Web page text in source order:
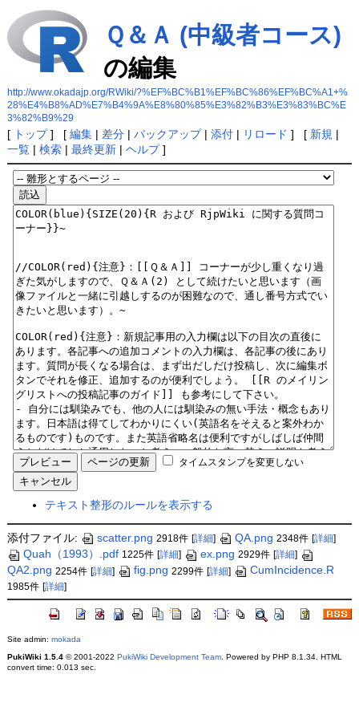
Ｑ＆Ａ (中級者コース)
の編集
http://www.okadajp.org/RWiki/?%EF%BC%B1%EF%BC%86%EF%BC%A1+%
28%E4%B8%AD%E7%B4%9A%E8%80%85%E3%82%B3%E3%83%BC%E
3%82%B9%29
[ トップ] [ 編集| 差分| バックアップ| 添付| リロード ] [ 新規 |
一覧| 検索| 最終更新| ヘルプ]
タイムスタンプを変更しない
テキスト整形のルールを表示する
添付ファイル: scatter.png 2918件 [詳細] QA.png 2348件 [詳細]
Quah（1993）.pdf 1225件 詳細 ex.png 2929件 詳細
QA2.png 2254件 [詳細] fig.png 2299件 [詳細] CumIncidence.R
1985件 [詳細]
Site admin: mokada
PukiWiki 1.5.4© 2001-2022 PukiWiki Development Team. Powered by PHP 8.1.34. HTML
convert time: 0.013 sec.